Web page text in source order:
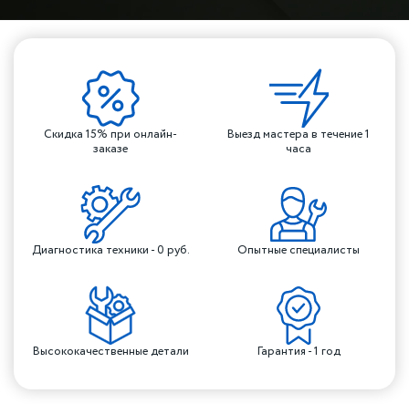
Скидка 15% при онлайн-
заказе
Выезд мастера в течение 1
часа
Диагностика техники - 0 руб. Опытные специалисты
Высококачественные детали Гарантия - 1 год